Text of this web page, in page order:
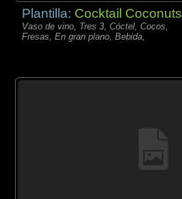
Plantilla: Cocktail Coconuts
Vaso de vino, Tres 3, Cóctel, Cocos,
Fresas, En gran plano, Bebida,